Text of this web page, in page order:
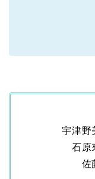
宇津野
石原
佐